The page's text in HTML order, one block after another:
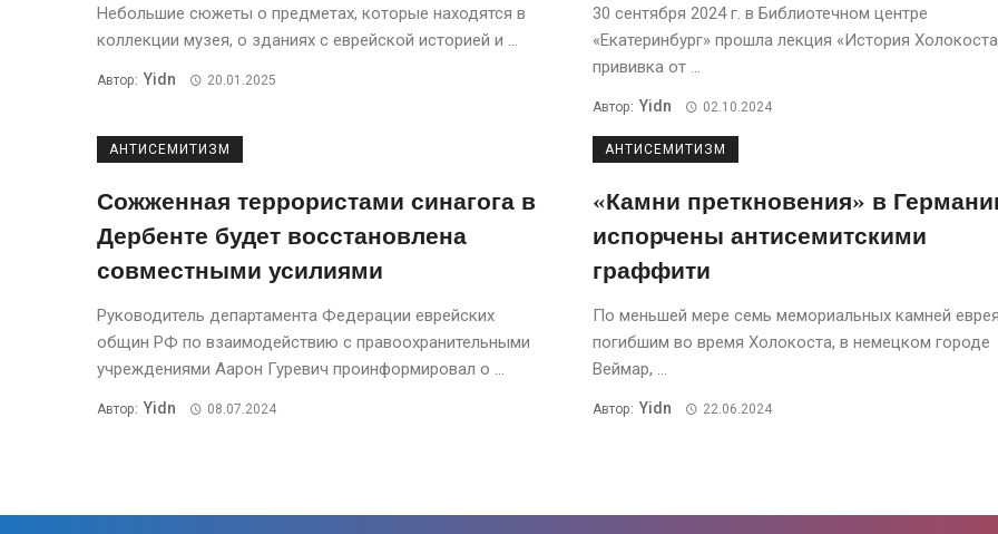
Небольшие сюжеты о предметах, которые находятся в
коллекции музея, о зданиях с еврейской историей и ...
Автор: Yidn 20.01.2025
30 сентября 2024 г. в Библиотечном центре
«Екатеринбург» прошла лекция «История
прививка от ...
Автор: Yidn 02.10.2024
АНТИСЕМИТИЗМ
Сожженная террористами синагога в
Дербенте будет восстановлена
совместными усилиями
Руководитель департамента Федерации еврейских
общин РФ по взаимодействию с правоохранительными
учреждениями Аарон Гуревич проинформировал о ...
Автор: Yidn 08.07.2024
АНТИСЕМИТИЗМ
«Камни преткновения» в
испорчены антисемитскими
граффити
По меньшей мере семь мемориальных камней
погибшим во время Холокоста, в немецком городе
Веймар, ...
Автор: Yidn 22.06.2024